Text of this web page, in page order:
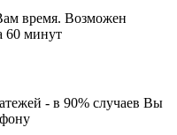
время. Возможен
60 минут
- в 90% случаев Вы